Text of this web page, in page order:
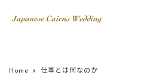
Home 仕事とは何なのか